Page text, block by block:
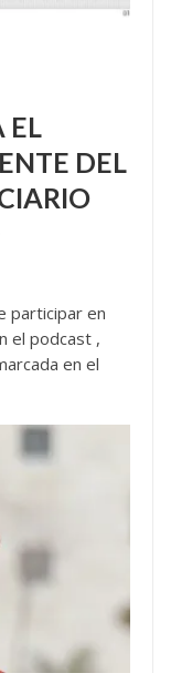
EL
DEL
participar en
el podcast ,
en el